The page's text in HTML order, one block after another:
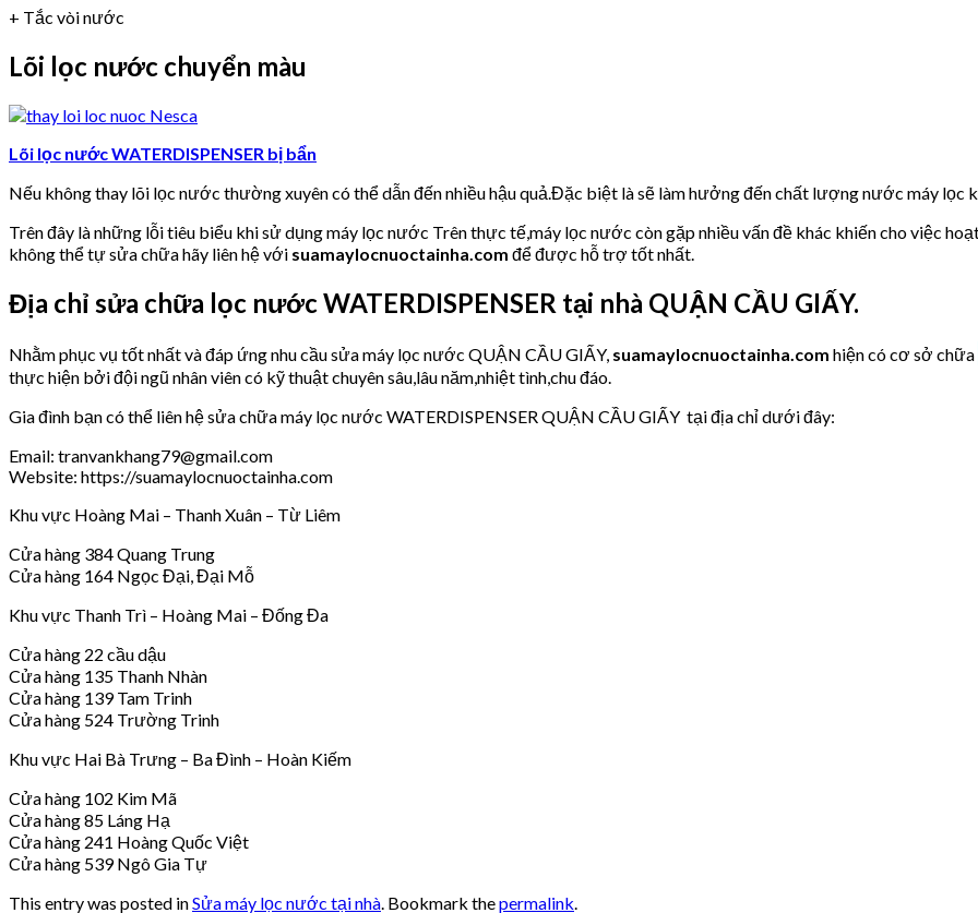
+ Tắc vòi nước
Lõi lọc nước chuyển màu
Lõi lọc nước WATERDISPENSER bị bẩn
Nếu không thay lõi lọc nước thường xuyên có thể dẫn đến nhiều hậu quả.Đặc biệt là sẽ làm hưởng đến chất lượng nước máy lọc
Trên đây là những lỗi tiêu biểu khi sử dụng máy lọc nước Trên thực tế,máy lọc nước còn gặp nhiều vấn đề khác khiến cho việc
không thể tự sửa chữa hãy liên hệ với suamaylocnuoctainha.com để được hỗ trợ tốt nhất.
Địa chỉ sửa chữa lọc nước WATERDISPENSER tại nhà QUẬN CẦU GIẤY.
Nhằm phục vụ tốt nhất và đáp ứng nhu cầu sửa máy lọc nước QUẬN CẦU GIẤY, suamaylocnuoctainha.com hiện có cơ sở chữa
thực hiện bởi đội ngũ nhân viên có kỹ thuật chuyên sâu,lâu năm,nhiệt tình,chu đáo.
Gia đình bạn có thể liên hệ sửa chữa máy lọc nước WATERDISPENSER QUẬN CẦU GIẤY tại địa chỉ dưới đây:
Email: tranvankhang79@gmail.com
Website: https://suamaylocnuoctainha.com
Khu vực Hoàng Mai – Thanh Xuân – Từ Liêm
Cửa hàng 384 Quang Trung
Cửa hàng 164 Ngọc Đại, Đại Mỗ
Khu vực Thanh Trì – Hoàng Mai – Đống Đa
Cửa hàng 22 cầu dậu
Cửa hàng 135 Thanh Nhàn
Cửa hàng 139 Tam Trinh
Cửa hàng 524 Trường Trinh
Khu vực Hai Bà Trưng – Ba Đình – Hoàn Kiếm
Cửa hàng 102 Kim Mã
Cửa hàng 85 Láng Hạ
Cửa hàng 241 Hoàng Quốc Việt
Cửa hàng 539 Ngô Gia Tự
This entry was posted inSửa máy lọc nước tại nhà . Bookmark thepermalink